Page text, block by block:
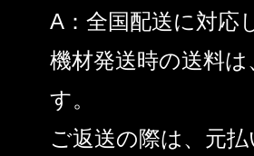
A：全国配送に対応
機材発送時の送料
す。
ご返送の際は、元